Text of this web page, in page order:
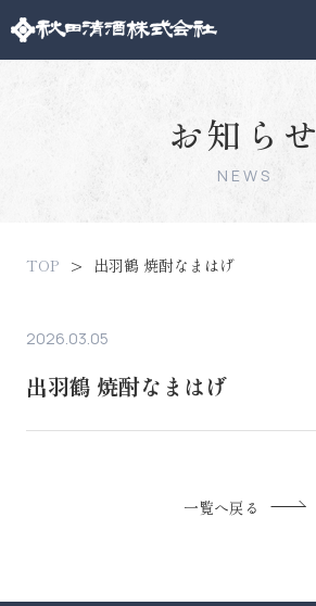
お知らせ
NEWS
TOP 出羽鶴 焼酎なまはげ
2026.03.05
出羽鶴 焼酎なまはげ
一覧へ戻る